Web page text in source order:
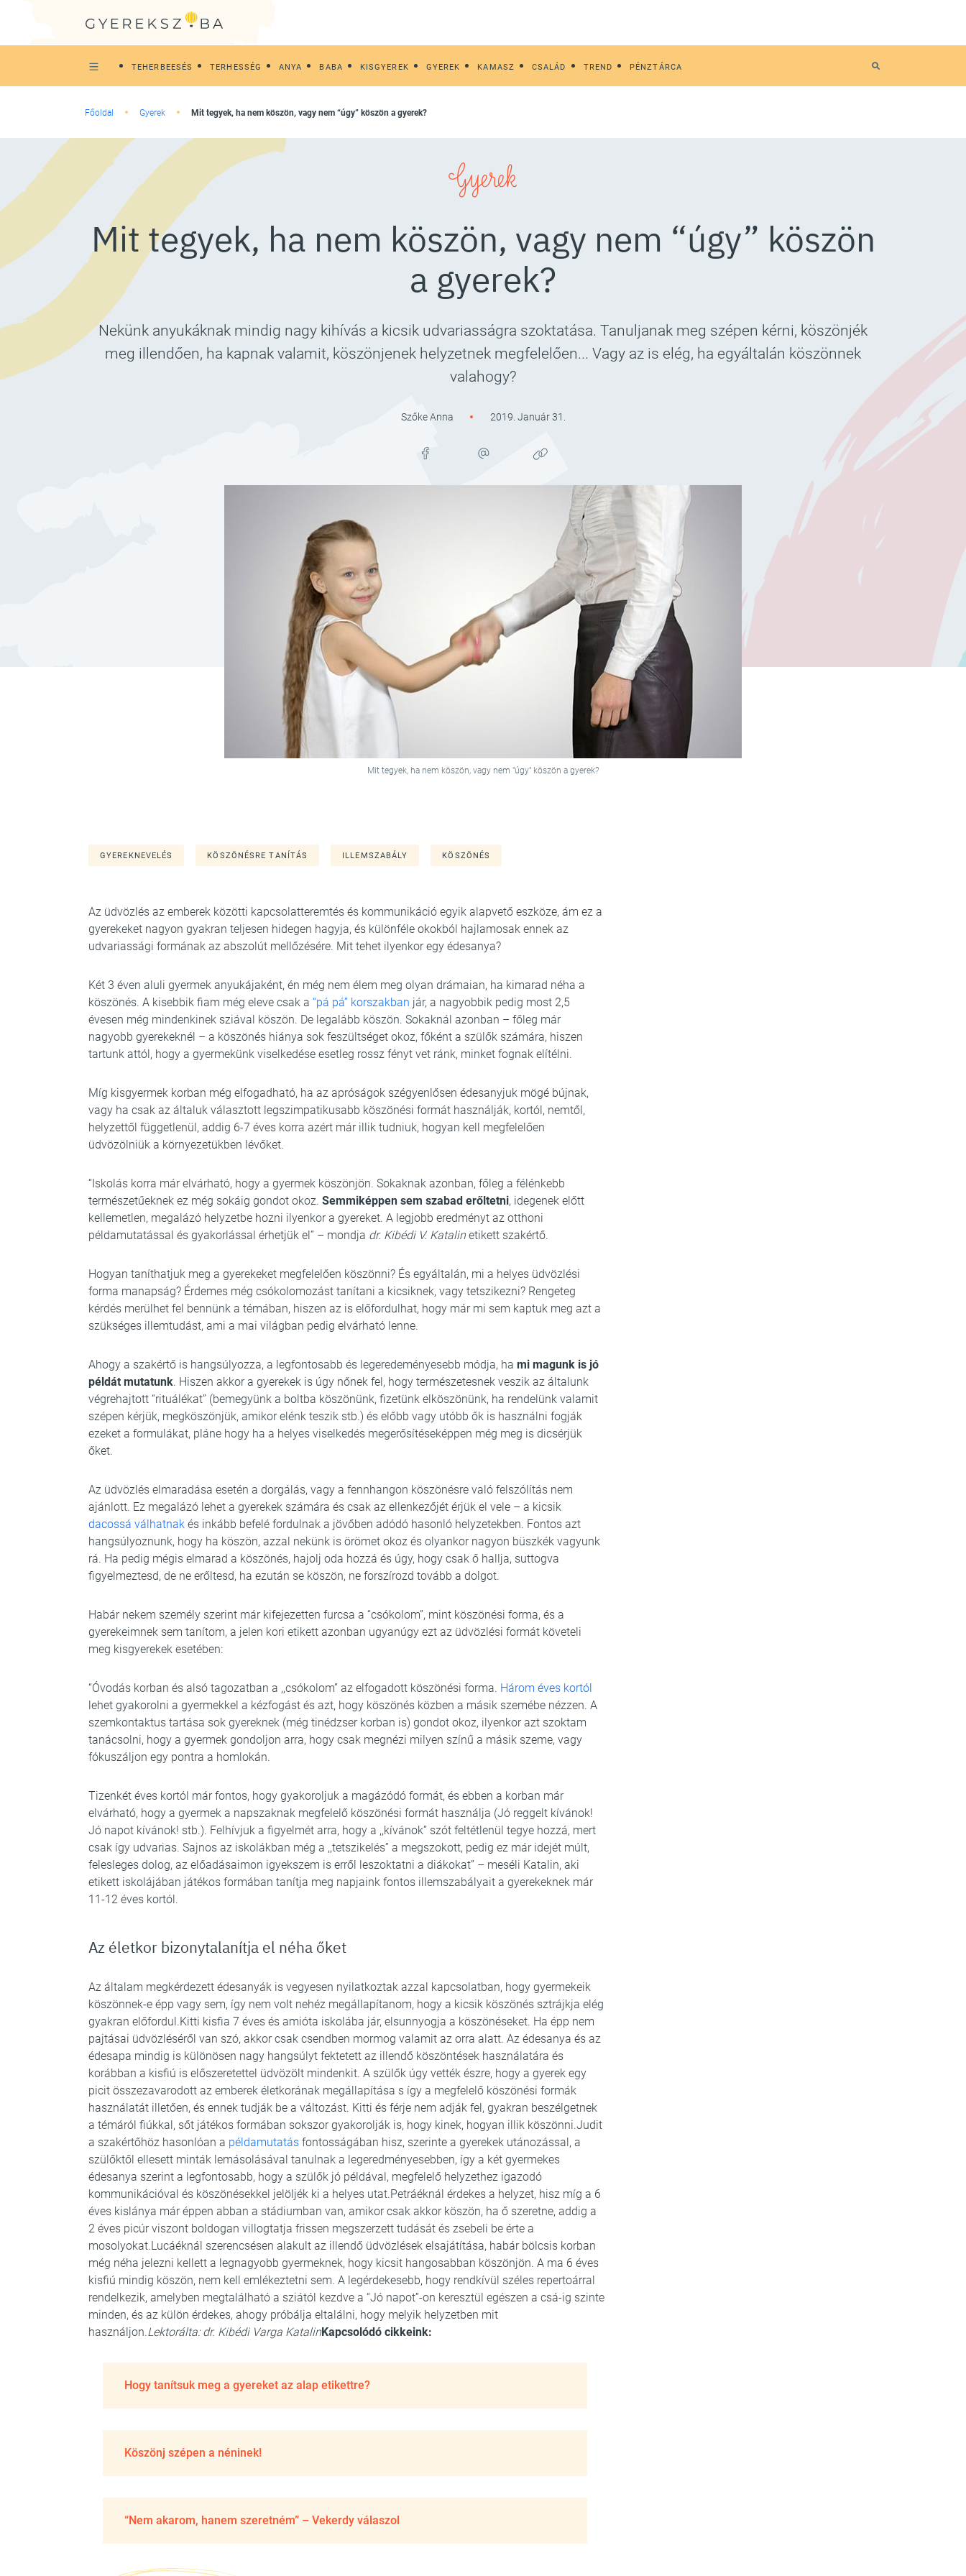
TEHERBEESÉS TERHESSÉG ANYA BABA KISGYEREK GYEREK KAMASZ CSALÁD TREND PÉNZTÁRCA
Főoldal Gyerek Mit tegyek, ha nem köszön, vagy nem “úgy” köszön a gyerek?
Gyerek
Mit tegyek, ha nem köszön, vagy nem “úgy” köszön
a gyerek?
Nekünk anyukáknak mindig nagy kihívás a kicsik udvariasságra szoktatása. Tanuljanak meg szépen kérni, köszönjék
meg illendően, ha kapnak valamit, köszönjenek helyzetnek megfelelően... Vagy az is elég, ha egyáltalán köszönnek
valahogy?
Szőke Anna 2019. Január 31.
Mit tegyek, ha nem köszön, vagy nem "úgy" köszön a gyerek?
GYEREKNEVELÉS KÖSZÖNÉSRE TANÍTÁS ILLEMSZABÁLY KÖSZÖNÉS
Az üdvözlés az emberek közötti kapcsolatteremtés és kommunikáció egyik alapvető eszköze, ám ez a
gyerekeket nagyon gyakran teljesen hidegen hagyja, és különféle okokból hajlamosak ennek az
udvariassági formának az abszolút mellőzésére. Mit tehet ilyenkor egy édesanya?
Két 3 éven aluli gyermek anyukájaként, én még nem élem meg olyan drámaian, ha kimarad néha a
köszönés. A kisebbik fiam még eleve csak a “pá pá” korszakban jár, a nagyobbik pedig most 2,5
évesen még mindenkinek sziával köszön. De legalább köszön. Sokaknál azonban – főleg már
nagyobb gyerekeknél – a köszönés hiánya sok feszültséget okoz, főként a szülők számára, hiszen
tartunk attól, hogy a gyermekünk viselkedése esetleg rossz fényt vet ránk, minket fognak elítélni.
Míg kisgyermek korban még elfogadható, ha az apróságok szégyenlősen édesanyjuk mögé bújnak,
vagy ha csak az általuk választott legszimpatikusabb köszönési formát használják, kortól, nemtől,
helyzettől függetlenül, addig 6-7 éves korra azért már illik tudniuk, hogyan kell megfelelően
üdvözölniük a környezetükben lévőket.
“Iskolás korra már elvárható, hogy a gyermek köszönjön. Sokaknak azonban, főleg a félénkebb
természetűeknek ez még sokáig gondot okoz. Semmiképpen sem szabad erőltetni, idegenek előtt
kellemetlen, megalázó helyzetbe hozni ilyenkor a gyereket. A legjobb eredményt az otthoni
példamutatással és gyakorlással érhetjük el” – mondja dr. Kibédi V. Katalin etikett szakértő.
Hogyan taníthatjuk meg a gyerekeket megfelelően köszönni? És egyáltalán, mi a helyes üdvözlési
forma manapság? Érdemes még csókolomozást tanítani a kicsiknek, vagy tetszikezni? Rengeteg
kérdés merülhet fel bennünk a témában, hiszen az is előfordulhat, hogy már mi sem kaptuk meg azt a
szükséges illemtudást, ami a mai világban pedig elvárható lenne.
Ahogy a szakértő is hangsúlyozza, a legfontosabb és legeredeményesebb módja, ha mi magunk is jó
példát mutatunk. Hiszen akkor a gyerekek is úgy nőnek fel, hogy természetesnek veszik az általunk
végrehajtott “rituálékat” (bemegyünk a boltba köszönünk, fizetünk elköszönünk, ha rendelünk valamit
szépen kérjük, megköszönjük, amikor elénk teszik stb.) és előbb vagy utóbb ők is használni fogják
ezeket a formulákat, pláne hogy ha a helyes viselkedés megerősítéseképpen még meg is dicsérjük
őket.
Az üdvözlés elmaradása esetén a dorgálás, vagy a fennhangon köszönésre való felszólítás nem
ajánlott. Ez megalázó lehet a gyerekek számára és csak az ellenkezőjét érjük el vele – a kicsik
dacossá válhatnak és inkább befelé fordulnak a jövőben adódó hasonló helyzetekben. Fontos azt
hangsúlyoznunk, hogy ha köszön, azzal nekünk is örömet okoz és olyankor nagyon büszkék vagyunk
rá. Ha pedig mégis elmarad a köszönés, hajolj oda hozzá és úgy, hogy csak ő hallja, suttogva
figyelmeztesd, de ne erőltesd, ha ezután se köszön, ne forszírozd tovább a dolgot.
Habár nekem személy szerint már kifejezetten furcsa a “csókolom”, mint köszönési forma, és a
gyerekeimnek sem tanítom, a jelen kori etikett azonban ugyanúgy ezt az üdvözlési formát követeli
meg kisgyerekek esetében:
“Óvodás korban és alsó tagozatban a ,,csókolom” az elfogadott köszönési forma. Három éves kortól
lehet gyakorolni a gyermekkel a kézfogást és azt, hogy köszönés közben a másik szemébe nézzen. A
szemkontaktus tartása sok gyereknek (még tinédzser korban is) gondot okoz, ilyenkor azt szoktam
tanácsolni, hogy a gyermek gondoljon arra, hogy csak megnézi milyen színű a másik szeme, vagy
fókuszáljon egy pontra a homlokán.
Tizenkét éves kortól már fontos, hogy gyakoroljuk a magázódó formát, és ebben a korban már
elvárható, hogy a gyermek a napszaknak megfelelő köszönési formát használja (Jó reggelt kívánok!
Jó napot kívánok! stb.). Felhívjuk a figyelmét arra, hogy a ,,kívánok” szót feltétlenül tegye hozzá, mert
csak így udvarias. Sajnos az iskolákban még a ,,tetszikelés” a megszokott, pedig ez már idejét múlt,
felesleges dolog, az előadásaimon igyekszem is erről leszoktatni a diákokat” – meséli Katalin, aki
etikett iskolájában játékos formában tanítja meg napjaink fontos illemszabályait a gyerekeknek már
11-12 éves kortól.
Az életkor bizonytalanítja el néha őket
Az általam megkérdezett édesanyák is vegyesen nyilatkoztak azzal kapcsolatban, hogy gyermekeik
köszönnek-e épp vagy sem, így nem volt nehéz megállapítanom, hogy a kicsik köszönés sztrájkja elég
gyakran előfordul.Kitti kisfia 7 éves és amióta iskolába jár, elsunnyogja a köszönéseket. Ha épp nem
pajtásai üdvözléséről van szó, akkor csak csendben mormog valamit az orra alatt. Az édesanya és az
édesapa mindig is különösen nagy hangsúlyt fektetett az illendő köszöntések használatára és
korábban a kisfiú is előszeretettel üdvözölt mindenkit. A szülők úgy vették észre, hogy a gyerek egy
picit összezavarodott az emberek életkorának megállapítása s így a megfelelő köszönési formák
használatát illetően, és ennek tudják be a változást. Kitti és férje nem adják fel, gyakran beszélgetnek
a témáról fiúkkal, sőt játékos formában sokszor gyakorolják is, hogy kinek, hogyan illik köszönni.Judit
a szakértőhöz hasonlóan a példamutatás fontosságában hisz, szerinte a gyerekek utánozással, a
szülőktől ellesett minták lemásolásával tanulnak a legeredményesebben, így a két gyermekes
édesanya szerint a legfontosabb, hogy a szülők jó példával, megfelelő helyzethez igazodó
kommunikációval és köszönésekkel jelöljék ki a helyes utat.Petráéknál érdekes a helyzet, hisz míg a 6
éves kislánya már éppen abban a stádiumban van, amikor csak akkor köszön, ha ő szeretne, addig a
2 éves picúr viszont boldogan villogtatja frissen megszerzett tudását és zsebeli be érte a
mosolyokat.Lucáéknál szerencsésen alakult az illendő üdvözlések elsajátítása, habár bölcsis korban
még néha jelezni kellett a legnagyobb gyermeknek, hogy kicsit hangosabban köszönjön. A ma 6 éves
kisfiú mindig köszön, nem kell emlékeztetni sem. A legérdekesebb, hogy rendkívül széles repertoárral
rendelkezik, amelyben megtalálható a sziától kezdve a “Jó napot”-on keresztül egészen a csá-ig szinte
minden, és az külön érdekes, ahogy próbálja eltalálni, hogy melyik helyzetben mit
használjon.Lektorálta: dr. Kibédi Varga KatalinKapcsolódó cikkeink:
Hogy tanítsuk meg a gyereket az alap etikettre?
Köszönj szépen a néninek!
“Nem akarom, hanem szeretném” – Vekerdy válaszol